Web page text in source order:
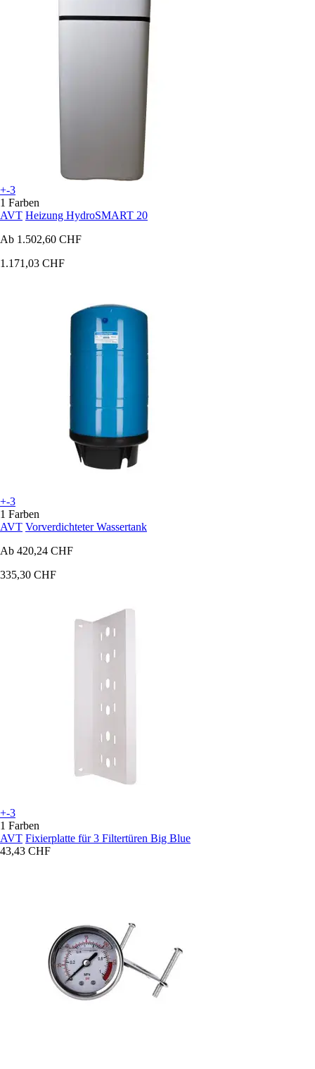
+-3
1 Farben
AVT Heizung HydroSMART 20
Ab 1.502,60 CHF
1.171,03 CHF
+-3
1 Farben
AVT Vorverdichteter Wassertank
Ab 420,24 CHF
335,30 CHF
+-3
1 Farben
AVT Fixierplatte für 3 Filtertüren Big Blue
43,43 CHF